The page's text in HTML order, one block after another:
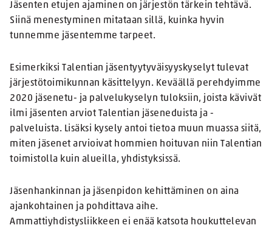
Jäsenten etujen ajaminen on järjestön tärkein tehtävä.
Siinä menestyminen mitataan sillä, kuinka hyvin
tunnemme jäsentemme tarpeet.
Esimerkiksi Talentian jäsentyytyväisyyskyselyt tulevat
järjestötoimikunnan käsittelyyn. Keväällä perehdyimme
2020 jäsenetu- ja palvelukyselyn tuloksiin, joista kävivät
ilmi jäsenten arviot Talentian jäseneduista ja -
palveluista. Lisäksi kysely antoi tietoa muun muassa siitä,
miten jäsenet arvioivat hommien hoituvan niin Talentian
toimistolla kuin alueilla, yhdistyksissä.
Jäsenhankinnan ja jäsenpidon kehittäminen on aina
ajankohtainen ja pohdittava aihe.
Ammattiyhdistysliikkeen ei enää katsota houkuttelevan